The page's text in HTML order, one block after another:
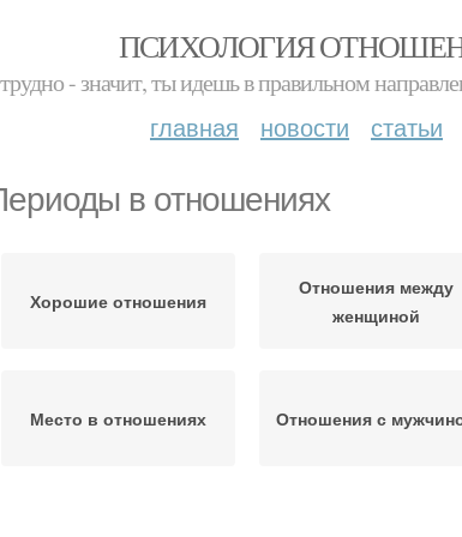
ПСИХОЛОГИЯ
- значит, ты идешь в правильном
главная новости статьи
в отношениях
Хорошие отношения
Отношения между
женщиной
Место в отношениях Отношения с